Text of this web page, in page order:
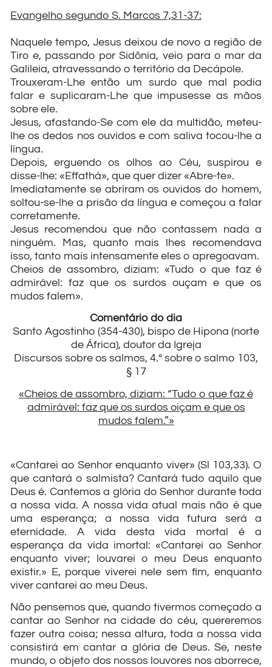
Evangelho segundo S. Marcos 7,31-37:
Naquele tempo, Jesus deixou de novo a região de
Tiro e, passando por Sidônia, veio para o mar da
Galileia, atravessando o território da Decápole.
Trouxeram-Lhe então um surdo que mal podia
falar e suplicaram-Lhe que impusesse as mãos
sobre ele.
Jesus, afastando-Se com ele da multidão, meteu-
lhe os dedos nos ouvidos e com saliva tocou-lhe a
língua.
Depois, erguendo os olhos ao Céu, suspirou e
disse-lhe: «Effathá», que quer dizer «Abre-te».
Imediatamente se abriram os ouvidos do homem,
soltou-se-lhe a prisão da língua e começou a falar
corretamente.
Jesus recomendou que não contassem nada a
ninguém. Mas, quanto mais lhes recomendava
isso, tanto mais intensamente eles o apregoavam.
Cheios de assombro, diziam: «Tudo o que faz é
admirável: faz que os surdos ouçam e que os
mudos falem».
Comentário do dia
Santo Agostinho (354-430), bispo de Hipona (norte
de África), doutor da Igreja
Discursos sobre os salmos, 4.º sobre o salmo 103,
§ 17
«Cheios de assombro, diziam: “Tudo o que faz é
admirável: faz que os surdos oiçam e que os
mudos falem.”»
«Cantarei ao Senhor enquanto viver» (Sl 103,33). O
que cantará o salmista? Cantará tudo aquilo que
Deus é. Cantemos a glória do Senhor durante toda
a nossa vida. A nossa vida atual mais não é que
uma esperança; a nossa vida futura será a
eternidade. A vida desta vida mortal é a
esperança da vida imortal: «Cantarei ao Senhor
enquanto viver; louvarei o meu Deus enquanto
existir.» E, porque viverei nele sem fim, enquanto
viver cantarei ao meu Deus.
Não pensemos que, quando tivermos começado a
cantar ao Senhor na cidade do céu, quereremos
fazer outra coisa; nessa altura, toda a nossa vida
consistirá em cantar a glória de Deus. Se, neste
mundo, o objeto dos nossos louvores nos aborrece,